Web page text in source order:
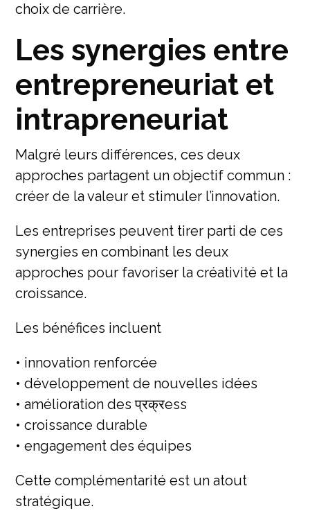
choix de carrière.
Les synergies entre
entrepreneuriat et
intrapreneuriat
Malgré leurs différences, ces deux
approches partagent un objectif commun :
créer de la valeur et stimuler l’innovation.
Les entreprises peuvent tirer parti de ces
synergies en combinant les deux
approches pour favoriser la créativité et la
croissance.
Les bénéfices incluent
• innovation renforcée
• développement de nouvelles idées
• amélioration des प्रक्रess
• croissance durable
• engagement des équipes
Cette complémentarité est un atout
stratégique.